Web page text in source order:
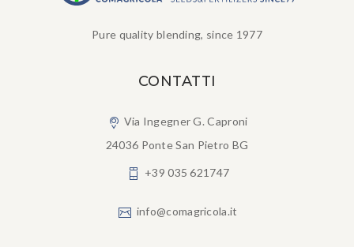
Pure quality blending, since 1977
CONTATTI
Via Ingegner G. Caproni
24036 Ponte San Pietro BG
+39 035 621747
info@comagricola.it